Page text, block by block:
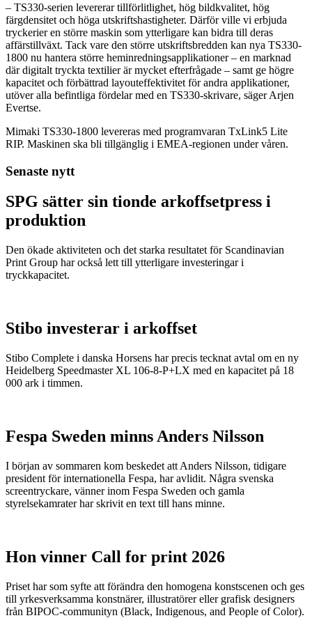
– TS330-serien levererar tillförlitlighet, hög bildkvalitet, hög
färgdensitet och höga utskriftshastigheter. Därför ville vi erbjuda
tryckerier en större maskin som ytterligare kan bidra till deras
affärstillväxt. Tack vare den större utskriftsbredden kan nya TS330-
1800 nu hantera större heminredningsapplikationer – en marknad
där digitalt tryckta textilier är mycket efterfrågade – samt ge högre
kapacitet och förbättrad layouteffektivitet för andra applikationer,
utöver alla befintliga fördelar med en TS330-skrivare, säger Arjen
Evertse.
Mimaki TS330-1800 levereras med programvaran TxLink5 Lite
RIP. Maskinen ska bli tillgänglig i EMEA-regionen under våren.
Senaste nytt
SPG sätter sin tionde arkoffsetpress i
produktion
Den ökade aktiviteten och det starka resultatet för Scandinavian
Print Group har också lett till ytterligare investeringar i
tryckkapacitet.
Stibo investerar i arkoffset
Stibo Complete i danska Horsens har precis tecknat avtal om en ny
Heidelberg Speedmaster XL 106-8-P+LX med en kapacitet på 18
000 ark i timmen.
Fespa Sweden minns Anders Nilsson
I början av sommaren kom beskedet att Anders Nilsson, tidigare
president för internationella Fespa, har avlidit. Några svenska
screentryckare, vänner inom Fespa Sweden och gamla
styrelsekamrater har skrivit en text till hans minne.
Hon vinner Call for print 2026
Priset har som syfte att förändra den homogena konstscenen och ges
till yrkesverksamma konstnärer, illustratörer eller grafisk designers
från BIPOC-communityn (Black, Indigenous, and People of Color).